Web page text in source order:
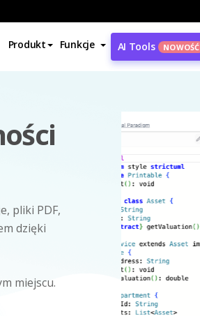
Produkt Funkcje AI Tools NOWOŚĆ
pliki PDF,
dzięki
miejscu.